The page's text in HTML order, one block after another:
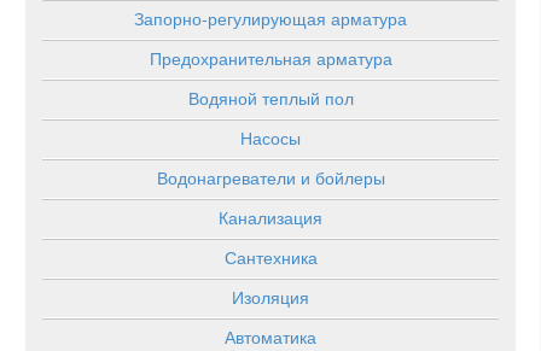
Запорно-регулирующая арматура
Предохранительная арматура
Водяной теплый пол
Насосы
Водонагреватели и бойлеры
Канализация
Сантехника
Изоляция
Автоматика